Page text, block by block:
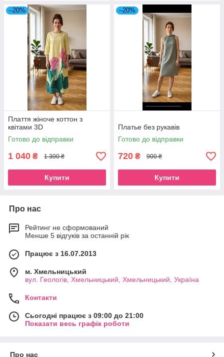
–20%
Плаття жіноче коттон з
квітами 3D
Готово до відправки
1 040 ₴ 1 300 ₴
Купити
–20%
Платье без рукавів
Готово до відправки
720 ₴ 900 ₴
Купити
Про нас
Рейтинг не сформований
Менше 5 відгуків за останній рік
Працює з 16.07.2013
м. Хмельницький
вул. Геологів, Хмельницький, Хмельницький, Україна
Контакти
Сьогодні працює з 09:00 до 21:00
Показати весь графік роботи
Про нас